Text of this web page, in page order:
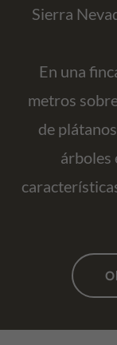
Sierra
En una
metros
de
árboles